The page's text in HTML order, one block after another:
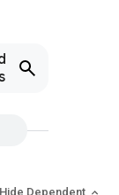
Hide Dependent